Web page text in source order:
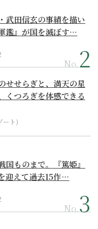
武田信玄の事績を描い
鑑』が国を滅ぼす…
No.
せせらぎと、満天の星
くつろぎを体感できる
ート)
国ものまで。『篤姫』
迎えて過去15作…
No.